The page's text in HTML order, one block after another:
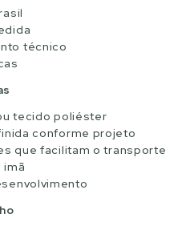
técnico
tecido poliéster
conforme projeto
que facilitam o transporte
imã